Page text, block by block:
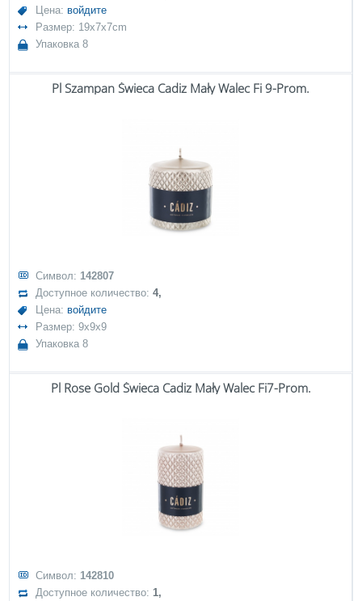
Цена: войдите
Размер: 19x7x7cm
Упаковка 8
Pl Szampan Świeca Cadiz Mały Walec Fi 9-Prom.
Символ: 142807
Доступное количество:4,
Цена: войдите
Размер: 9x9x9
Упаковка 8
Pl Rose Gold Świeca Cadiz Mały Walec Fi7-Prom.
Символ: 142810
Доступное количество:1,